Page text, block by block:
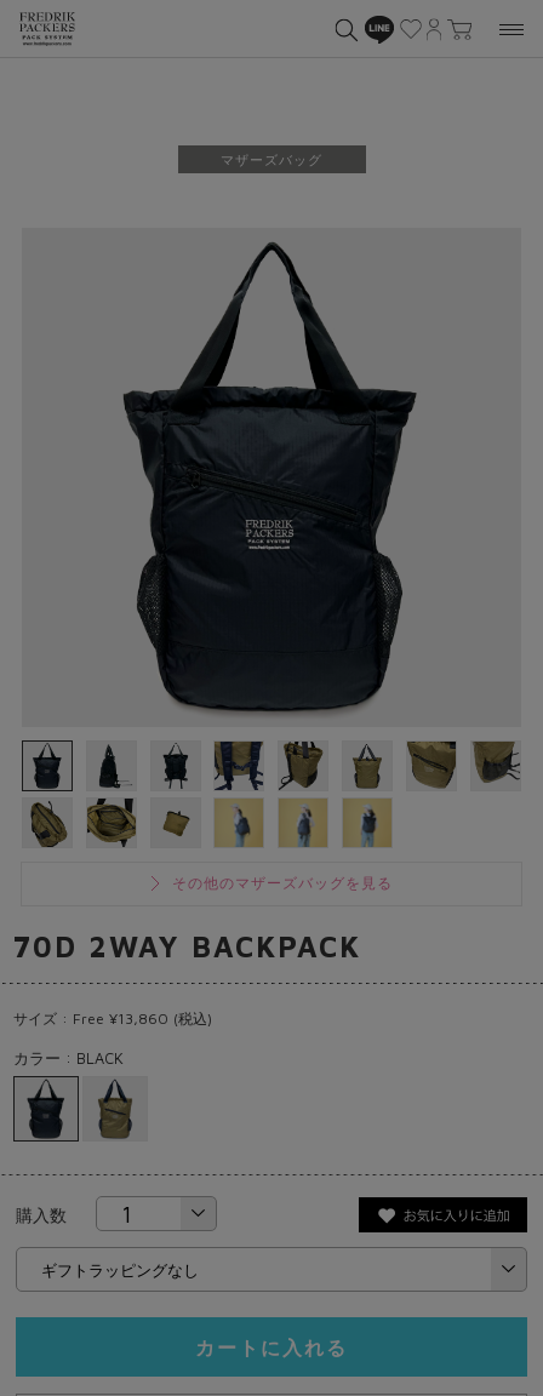
マザーズバッグ
その他のマザーズバッグを見る
70D 2WAY BACKPACK
サイズ : Free ¥13,860 (税込)
カラー : BLACK
購入数
カートに入れる